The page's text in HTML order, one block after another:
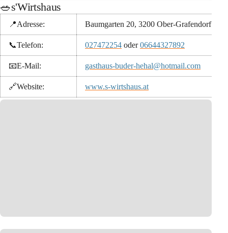
🥗s'Wirtshaus
📍Adresse: Baumgarten 20, 3200 Ober-Grafendorf
📞Telefon: 027472254 oder 06644327892
📧E-Mail: gasthaus-buder-hehal@hotmail.com
🔗Website: www.s-wirtshaus.at